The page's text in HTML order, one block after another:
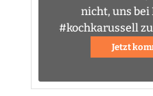
nicht, uns
#kochkarussell
Jetzt